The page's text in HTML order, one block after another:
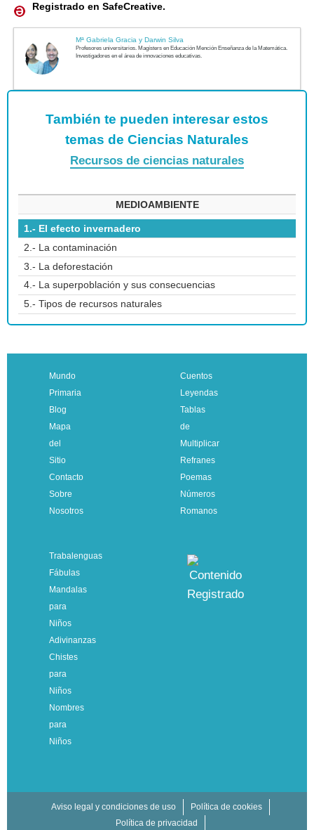
Registrado en SafeCreative.
También te pueden interesar estos
temas de Ciencias Naturales
Recursos de ciencias naturales
MEDIOAMBIENTE
1.- El efecto invernadero
2.- La contaminación
3.- La deforestación
4.- La superpoblación y sus consecuencias
5.- Tipos de recursos naturales
Mundo
Primaria
Blog
Mapa
del
Sitio
Contacto
Sobre
Nosotros
Cuentos
Leyendas
Tablas
de
Multiplicar
Refranes
Poemas
Números
Romanos
Trabalenguas
Fábulas
Mandalas
para
Niños
Adivinanzas
Chistes
para
Niños
Nombres
para
Niños
Aviso legal y condiciones de uso
Política de cookies
Política de privacidad